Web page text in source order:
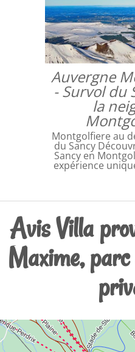
Auvergne
- Survol du
la
Montgolfiere au
du Sancy
Sancy en
expérience
Avis Villa
Maxime,